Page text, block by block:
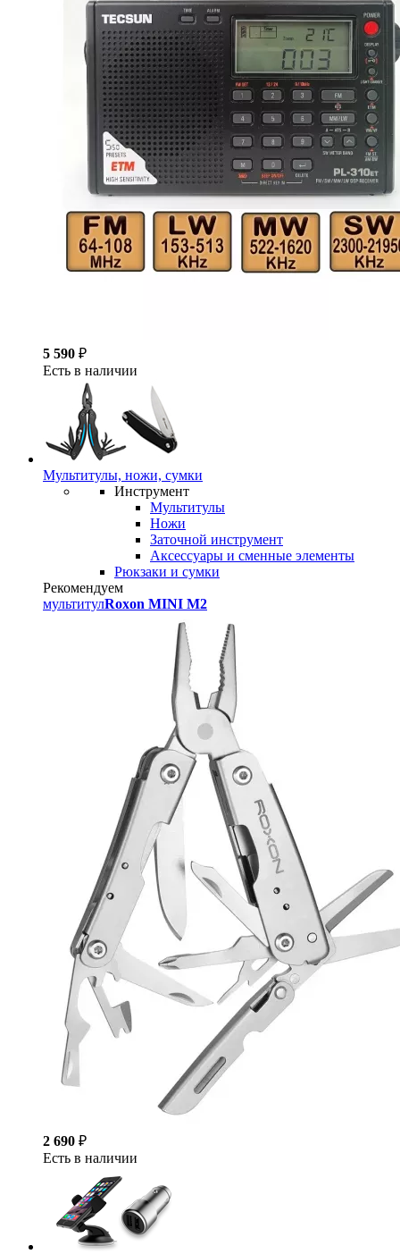
5 590 ₽
Есть в наличии
Мультитулы, ножи, сумки
Инструмент
Мультитулы
Ножи
Заточной инструмент
Аксессуары и сменные элементы
Рюкзаки и сумки
Рекомендуем
мультитулRoxon MINI M2
2 690 ₽
Есть в наличии